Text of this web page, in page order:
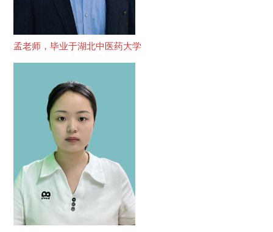
孟老师，毕业于湖北中医药大学